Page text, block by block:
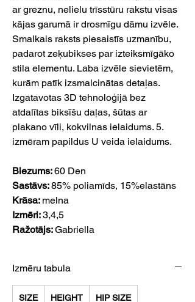
ar greznu, nelielu trīsstūru rakstu visas
kājas garumā ir drosmīgu dāmu izvēle.
Smalkais raksts piesaistīs uzmanību,
padarot zeķubikses par izteiksmīgāko
stila elementu. Laba izvēle sievietēm,
kurām patīk izsmalcinātas detaļas.
Izgatavotas 3D tehnoloģijā bez
atdalītas biksīšu daļas, šūtas ar
plakano vīli, kokvilnas ielaidums. 5.
izmēram papildus U veida ielaidums.
Biezums:60 Den
Sastāvs:85% poliamīds, 15%elastāns
Krāsa: melna
Izmēri:3,4,5
Ražotājs:Gabriella
Izmēru tabula
SIZE HEIGHT HIP SIZE